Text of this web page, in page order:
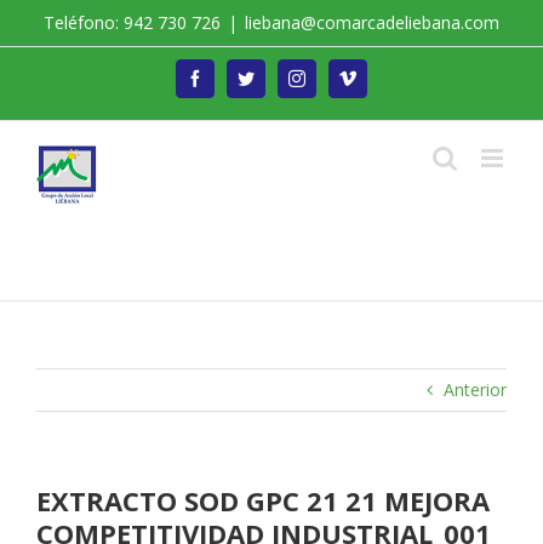
Teléfono: 942 730 726 | liebana@comarcadeliebana.com
FacebookTwitterInstagramVimeo
Anterior
EXTRACTO SOD GPC 21 21 MEJORA
COMPETITIVIDAD INDUSTRIAL_001